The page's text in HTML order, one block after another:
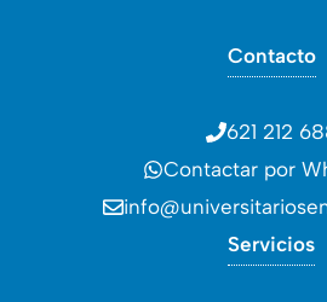
Contacto
621 212
Contactar por
Servicios